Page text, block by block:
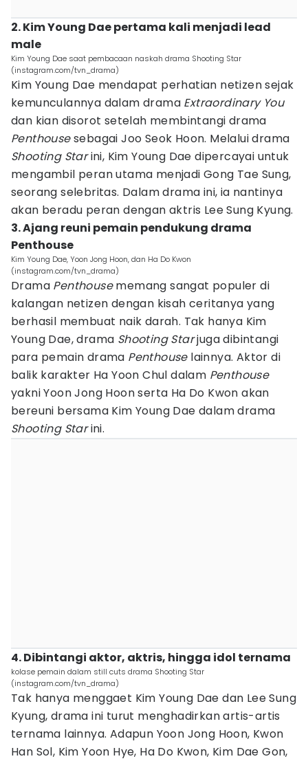
2. Kim Young Dae pertama kali menjadi lead
male
Kim Young Dae saat pembacaan naskah drama Shooting Star
(instagram.com/tvn_drama)
Kim Young Dae mendapat perhatian netizen sejak
kemunculannya dalam drama Extraordinary You
dan kian disorot setelah membintangi drama
Penthousesebagai Joo Seok Hoon. Melalui drama
Shooting Starini, Kim Young Dae dipercayai untuk
mengambil peran utama menjadi Gong Tae Sung,
seorang selebritas. Dalam drama ini, ia nantinya
akan beradu peran dengan aktris Lee Sung Kyung.
3. Ajang reuni pemain pendukung drama
Penthouse
Kim Young Dae, Yoon Jong Hoon, dan Ha Do Kwon
(instagram.com/tvn_drama)
Drama Penthousememang sangat populer di
kalangan netizen dengan kisah ceritanya yang
berhasil membuat naik darah. Tak hanya Kim
Young Dae, drama Shooting Starjuga dibintangi
para pemain drama Penthouselainnya. Aktor di
balik karakter Ha Yoon Chul dalam Penthouse
yakni Yoon Jong Hoon serta Ha Do Kwon akan
bereuni bersama Kim Young Dae dalam drama
Shooting Starini.
4. Dibintangi aktor, aktris, hingga idol ternama
kolase pemain dalam still cuts drama Shooting Star
(instagram.com/tvn_drama)
Tak hanya menggaet Kim Young Dae dan Lee Sung
Kyung, drama ini turut menghadirkan artis-artis
ternama lainnya. Adapun Yoon Jong Hoon, Kwon
Han Sol, Kim Yoon Hye, Ha Do Kwon, Kim Dae Gon,